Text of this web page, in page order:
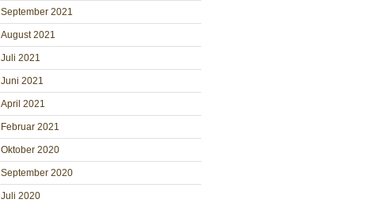
September 2021
August 2021
Juli 2021
Juni 2021
April 2021
Februar 2021
Oktober 2020
September 2020
Juli 2020